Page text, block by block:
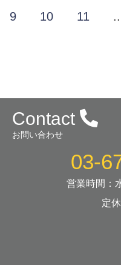
9
10 11
Contact
お問い合わせ
03-
営業時間：
定